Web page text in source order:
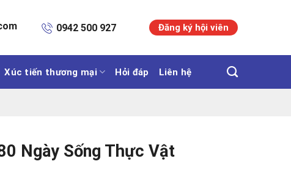
0942 500 927 Đăng ký hội viên
Xúc tiến thương mại Hỏi đáp Liên hệ
Ngày Sống Thực Vật